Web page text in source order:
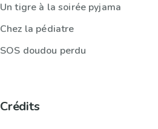
Un tigre à la soirée pyjama
Chez la pédiatre
SOS doudou perdu
Crédits